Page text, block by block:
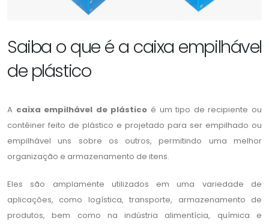
Saiba o que é a caixa empilhável
de plástico
A caixa empilhável de plástico é um tipo de recipiente ou
contêiner feito de plástico e projetado para ser empilhado ou
empilhável uns sobre os outros, permitindo uma melhor
organização e armazenamento de itens.
Eles são amplamente utilizados em uma variedade de
aplicações, como logística, transporte, armazenamento de
produtos, bem como na indústria alimentícia, química e